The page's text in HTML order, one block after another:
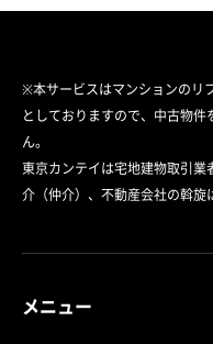
※本サービスはマンションのリ
としておりますので、中古物
ん。
東京カンテイは宅地建物取引
介（仲介）、不動産会社の斡旋
メニュー